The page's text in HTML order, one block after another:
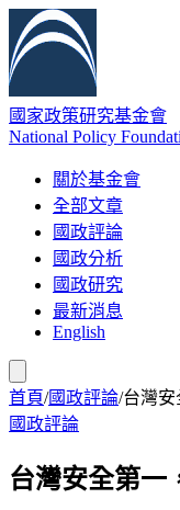
國家政策研究基金會
National Policy
關於基金會
全部文章
國政評論
國政分析
國政研究
最新消息
English
首頁/國政評論/台灣安
國政評論
台灣安全第一